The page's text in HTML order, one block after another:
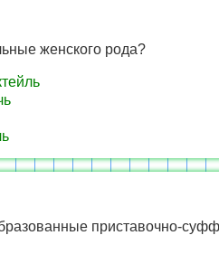
женского рода?
приставочно-